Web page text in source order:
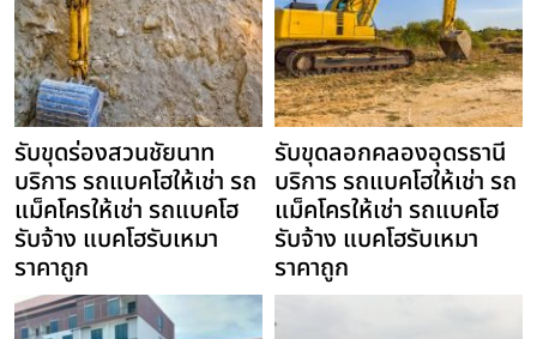
รับขุดร่องสวนชัยนาท
บริการ รถแบคโฮให้เช่า รถ
แม็คโครให้เช่า รถแบคโฮ
รับจ้าง แบคโฮรับเหมา
ราคาถูก
รับขุดลอกคลองอุดรธานี
บริการ รถแบคโฮให้เช่า รถ
แม็คโครให้เช่า รถแบคโฮ
รับจ้าง แบคโฮรับเหมา
ราคาถูก